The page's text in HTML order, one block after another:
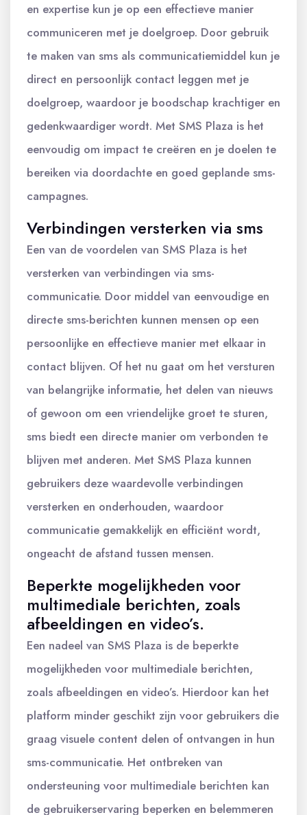
en expertise kun je op een effectieve manier
communiceren met je doelgroep. Door gebruik
te maken van sms als communicatiemiddel kun je
direct en persoonlijk contact leggen met je
doelgroep, waardoor je boodschap krachtiger en
gedenkwaardiger wordt. Met SMS Plaza is het
eenvoudig om impact te creëren en je doelen te
bereiken via doordachte en goed geplande sms-
campagnes.
Verbindingen versterken via sms
Een van de voordelen van SMS Plaza is het
versterken van verbindingen via sms-
communicatie. Door middel van eenvoudige en
directe sms-berichten kunnen mensen op een
persoonlijke en effectieve manier met elkaar in
contact blijven. Of het nu gaat om het versturen
van belangrijke informatie, het delen van nieuws
of gewoon om een vriendelijke groet te sturen,
sms biedt een directe manier om verbonden te
blijven met anderen. Met SMS Plaza kunnen
gebruikers deze waardevolle verbindingen
versterken en onderhouden, waardoor
communicatie gemakkelijk en efficiënt wordt,
ongeacht de afstand tussen mensen.
Beperkte mogelijkheden voor
multimediale berichten, zoals
afbeeldingen en video’s.
Een nadeel van SMS Plaza is de beperkte
mogelijkheden voor multimediale berichten,
zoals afbeeldingen en video’s. Hierdoor kan het
platform minder geschikt zijn voor gebruikers die
graag visuele content delen of ontvangen in hun
sms-communicatie. Het ontbreken van
ondersteuning voor multimediale berichten kan
de gebruikerservaring beperken en belemmeren